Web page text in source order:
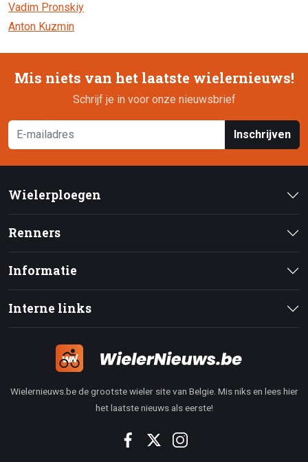
Vadim Pronskiy
Anton Kuzmin
Mis niets van het laatste wielernieuws!
Schrijf je in voor onze nieuwsbrief
Inschrijven
Wielerploegen
Renners
Informatie
Interne links
Wielernieuws.be de grootste wieler site van Belgie. Mis niks en lees hier
het laatste nieuws als eerste!